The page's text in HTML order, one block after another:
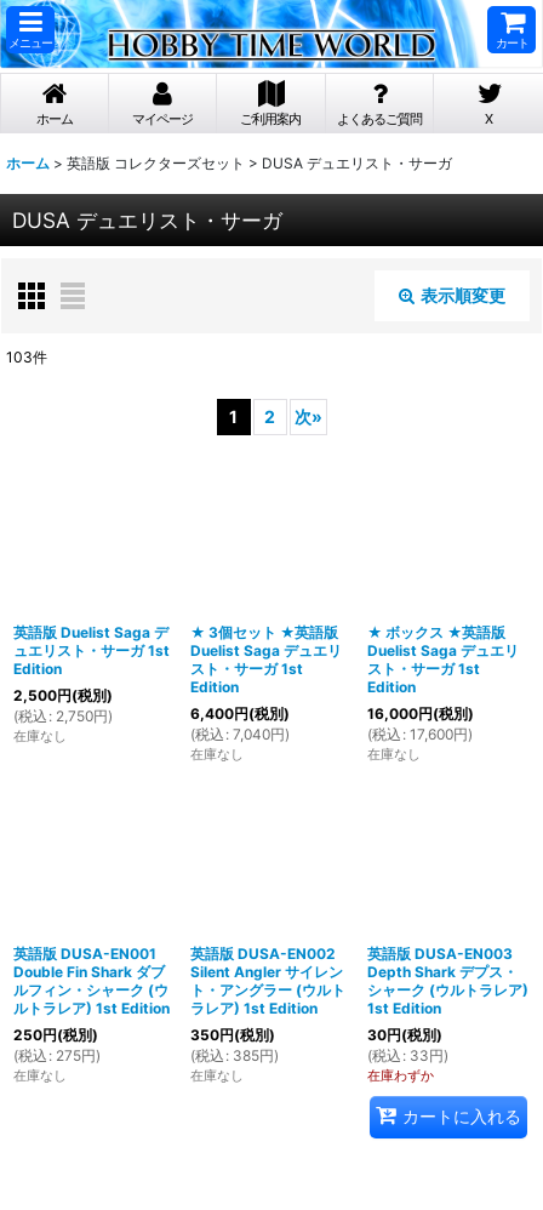
メニュー カート
ホーム マイページ ご利用案内 よくあるご質問 X
ホーム > 英語版 コレクターズセット > DUSA デュエリスト・サーガ
DUSA デュエリスト・サーガ
表示順変更
103件
1 2 次»
英語版 Duelist Saga デ
ュエリスト・サーガ 1st
Edition
2,500円(税別)
(税込 : 2,750円)
在庫なし
★ 3個セット ★英語版
Duelist Saga デュエリ
スト・サーガ 1st
Edition
6,400円(税別)
(税込 : 7,040円)
在庫なし
★ ボックス ★英語版
Duelist Saga デュエリ
スト・サーガ 1st
Edition
16,000円(税別)
(税込 : 17,600円)
在庫なし
英語版 DUSA-EN001
Double Fin Shark ダブ
ルフィン・シャーク (ウ
ルトラレア) 1st Edition
250円(税別)
(税込 : 275円)
在庫なし
英語版 DUSA-EN002
Silent Angler サイレン
ト・アングラー (ウルト
ラレア) 1st Edition
350円(税別)
(税込 : 385円)
在庫なし
英語版 DUSA-EN003
Depth Shark デプス・
シャーク (ウルトラレア)
1st Edition
30円(税別)
(税込 : 33円)
在庫わずか
カートに入れる